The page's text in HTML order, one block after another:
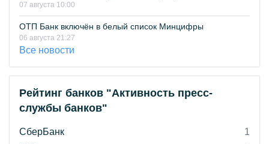
07 августа 10:00
ОТП Банк включён в белый список Минцифры
06 августа 21:27
Все новости
Рейтинг банков "Активность пресс-
службы банков"
СберБанк
1